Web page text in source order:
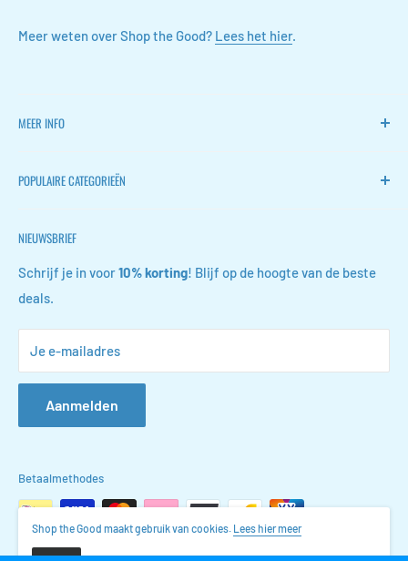
Meer weten over Shop the Good? Lees het hier.
MEER INFO
FLOKOO
Contact
FAQ
Algemene voorwaarden
Privacyverklaring
Vacatures
POPULAIRE CATEGORIEËN
Wijn accessoires
Schoen opbergers
Conferentiemappen
Gootsteenkast organizers
Sieraden organizers
Leerklokken
NIEUWSBRIEF
Schrijf je in voor10% korting! Blijf op de hoogte van de beste
deals.
Je e-mailadres
Aanmelden
Betaalmethodes
Shop the Good maakt gebruik van cookies. Lees hier meer